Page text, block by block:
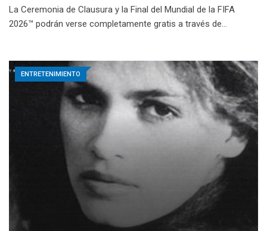
La Ceremonia de Clausura y la Final del Mundial de la FIFA
2026™ podrán verse completamente gratis a través de…
ENTRETENIMIENTO